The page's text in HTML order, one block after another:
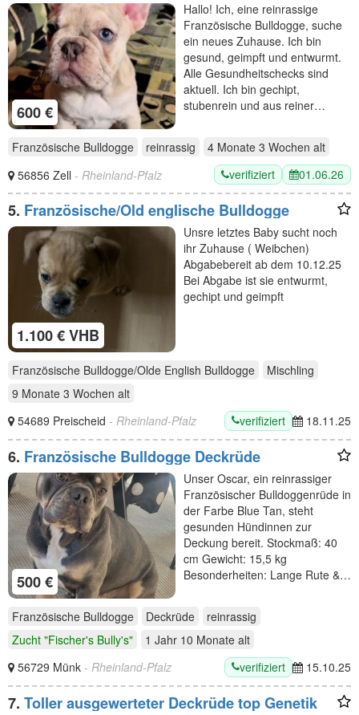
600 €
Hallo! Ich, eine reinrassige
Französische Bulldogge, suche
ein neues Zuhause. Ich bin
gesund, geimpft und entwurmt.
Alle Gesundheitschecks sind
aktuell. Ich bin gechipt,
stubenrein und aus reiner…
Französische Bulldogge reinrassig 4 Monate 3 Wochen alt
56856 Zell - Rheinland-Pfalz verifiziert 01.06.26
5. Französische/Old englische Bulldogge
1.100 € VHB
Unsre letztes Baby sucht noch
ihr Zuhause ( Weibchen)
Abgabebereit ab dem 10.12.25
Bei Abgabe ist sie entwurmt,
gechipt und geimpft
Französische Bulldogge/Olde English Bulldogge
Mischling
9 Monate 3 Wochen alt
54689 Preischeid - Rheinland-Pfalz verifiziert 18.11.25
6. Französische Bulldogge Deckrüde
500 €
Unser Oscar, ein reinrassiger
Französischer Bulldoggenrüde in
der Farbe Blue Tan, steht
gesunden Hündinnen zur
Deckung bereit. Stockmaß: 40
cm Gewicht: 15,5 kg
Besonderheiten: Lange Rute &…
Französische Bulldogge Deckrüde
reinrassig
Zucht "Fischer's Bully's"
1 Jahr 10 Monate alt
56729 Münk - Rheinland-Pfalz verifiziert 15.10.25
7. Toller ausgewerteter Deckrüde top Genetik